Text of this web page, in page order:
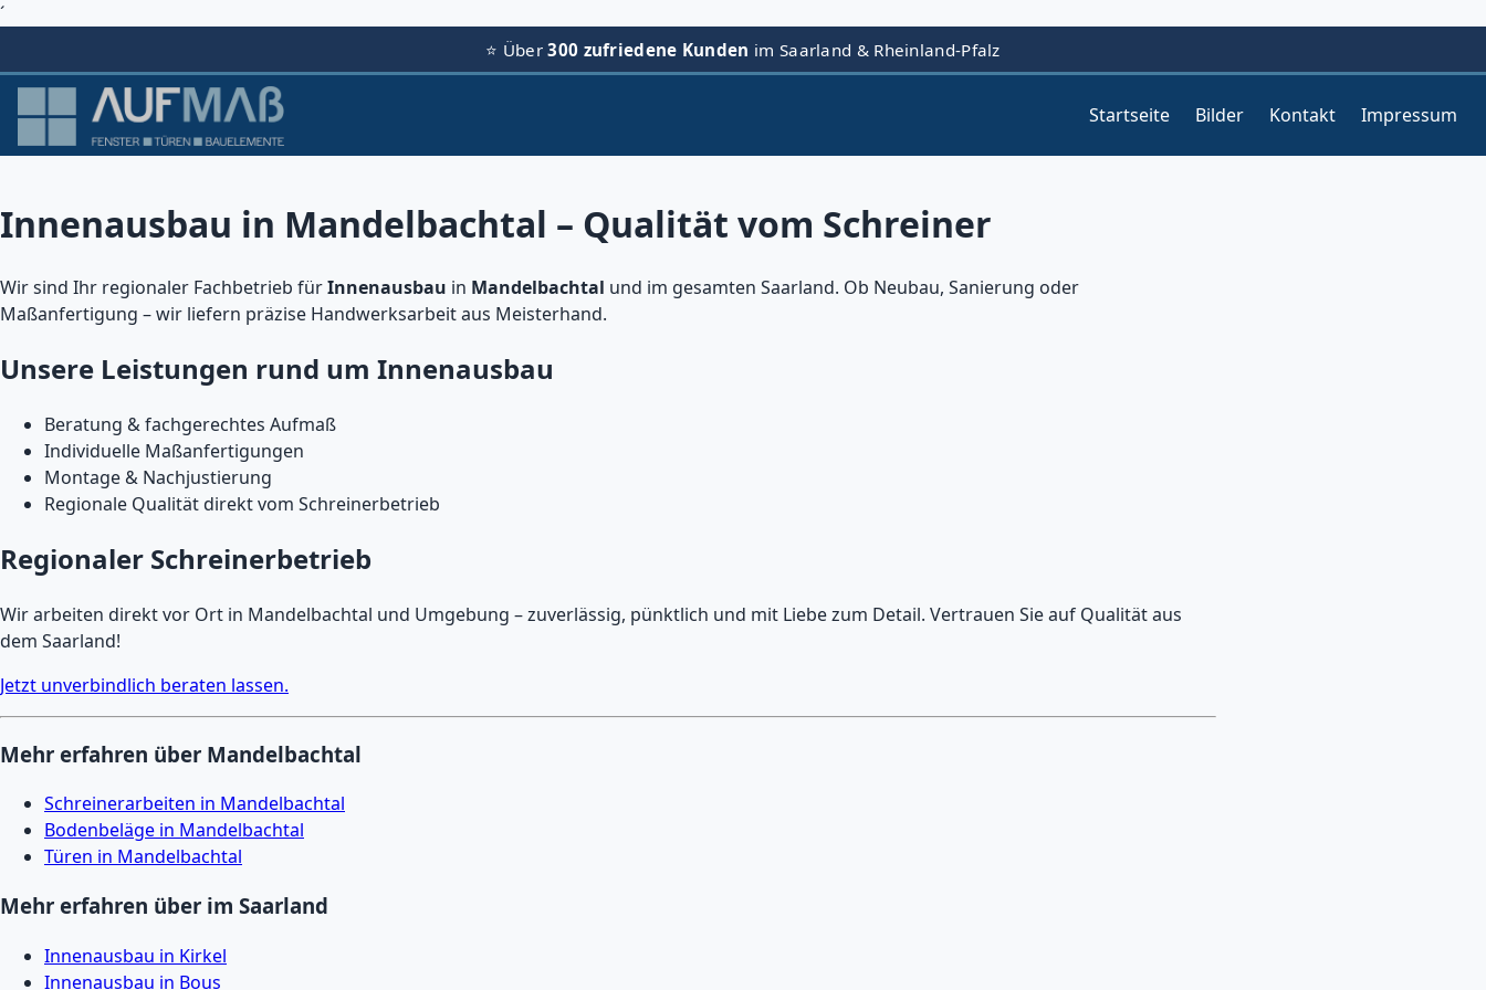
´
⭐ Über300 zufriedene Kunden im Saarland & Rheinland-Pfalz
Startseite Bilder Kontakt Impressum
Innenausbau in Mandelbachtal – Qualität vom Schreiner
Wir sind Ihr regionaler Fachbetrieb fürInnenausbau in Mandelbachtal und im gesamten Saarland. Ob Neubau, Sanierung oder
Maßanfertigung – wir liefern präzise Handwerksarbeit aus Meisterhand.
Unsere Leistungen rund um Innenausbau
Beratung & fachgerechtes Aufmaß
Individuelle Maßanfertigungen
Montage & Nachjustierung
Regionale Qualität direkt vom Schreinerbetrieb
Regionaler Schreinerbetrieb
Wir arbeiten direkt vor Ort in Mandelbachtal und Umgebung – zuverlässig, pünktlich und mit Liebe zum Detail. Vertrauen Sie auf Qualität aus
dem Saarland!
Jetzt unverbindlich beraten lassen.
Mehr erfahren über Mandelbachtal
Schreinerarbeiten in Mandelbachtal
Bodenbeläge in Mandelbachtal
Türen in Mandelbachtal
Mehr erfahren über im Saarland
Innenausbau in Kirkel
Innenausbau in Bous